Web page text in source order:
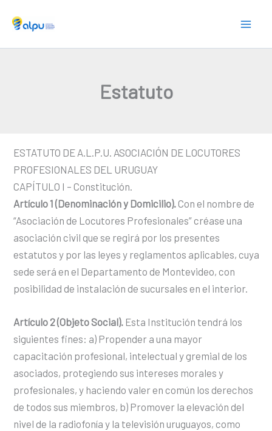
Estatuto
ESTATUTO DE A.L.P.U. ASOCIACIÓN DE LOCUTORES
PROFESIONALES DEL URUGUAY
CAPÍTULO I – Constitución.
Artículo 1 (Denominación y Domicilio).Con el nombre de
“Asociación de Locutores Profesionales” créase una
asociación civil que se regirá por los presentes
estatutos y por las leyes y reglamentos aplicables, cuya
sede será en el Departamento de Montevideo, con
posibilidad de instalación de sucursales en el interior.
Artículo 2 (Objeto Social). Esta Institución tendrá los
siguientes fines: a) Propender a una mayor
capacitación profesional, intelectual y gremial de los
asociados, protegiendo sus intereses morales y
profesionales, y haciendo valer en común los derechos
de todos sus miembros, b) Promover la elevación del
nivel de la radiofonía y la televisión uruguayos, como